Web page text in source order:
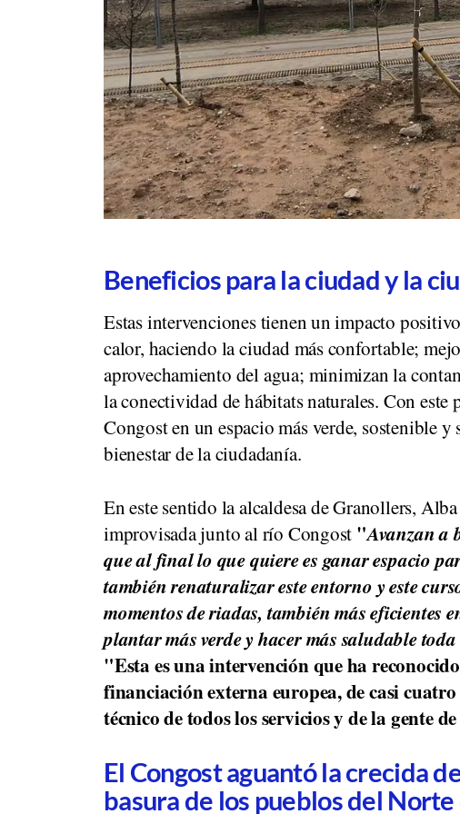
Beneficios para la ciudad y la
Estas intervenciones tienen un impacto
calor, haciendo la ciudad más confortable;
aprovechamiento del agua; minimizan la
la conectividad de hábitats naturales. Con
Congost en un espacio más verde, sostenible
bienestar de la ciudadanía.
En este sentido la alcaldesa de Granollers,
improvisada junto al río Congost "Avanzan a
que al final lo que quiere es ganar espacio
también renaturalizar este entorno y este
momentos de riadas, también más eficientes
plantar más verde y hacer más saludable
"Esta es una intervención que ha
financiación externa europea, de casi
técnico de todos los servicios y de la gente
El Congost aguantó la crecida
basura de los pueblos del